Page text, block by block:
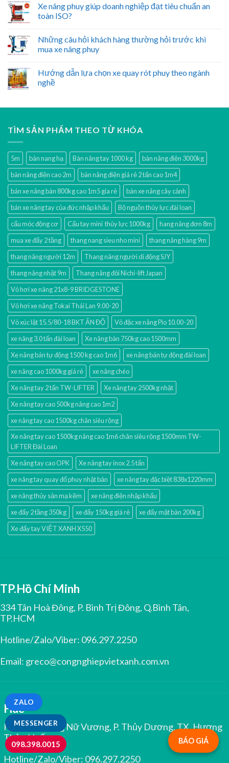
MESSENGER
ZALO
098.398.0015
Xe nâng phuy giúp doanh nghiệp đạt tiêu chuẩn an
toàn ISO?
Những câu hỏi khách hàng thường hỏi trước khi
mua xe nâng phuy
Hướng dẫn lựa chọn xe quay rót phuy theo ngành
nghề
TÌM SẢN PHẨM THEO TỪ KHÓA
5m bàn nang hạ Bàn nâng tay 1000 kg
bàn nâng điện 3000kg
bàn nâng điện cao 2m
bàn nâng điện giá rẻ 2 tấn cao 1m4
bán xe nâng bàn 800kg cao 1m5 gía rẻ
bán xe nâng cây cảnh
bán xe nâng tay của đức nhập khẩu
Bộ nguồn thủy lực đài loan
cẩu móc động cơ
Cẩu tay mini thủy lực 1000kg
hang nâng đơn 8m
mua xe đẩy 2 tầng
thang nang sieu nho mini
thang nâng hàng 9m
thang nâng người 12m
Thang nâng người di động SJY
thang nâng nhật 9m
Thang nâng đôi Nichi-lift Japan
Vỏ hơi xe nâng 21x8-9 BRIDGESTONE
Vỏ hơi xe nâng Tokai Thái Lan 9.00-20
Vỏ xúc lật 15.5/80-18 BKT ẤN ĐỘ
Vỏ đặc xe nâng Pio 10.00-20
xe nâng 3.0 tấn đài loan
Xe nâng bàn 750kg cao 1500mm
Xe nâng bán tự động 1500 kg cao 1m6
xe nâng bán tự động đài loan
xe nâng cao 1000kg giá rẻ
xe nâng chéo
Xe nâng tay 2 tấn TW-LIFTER
Xe nâng tay 2500kg nhật
Xe nâng tay cao 500kg nâng cao 1m2
xe nâng tay cao 1500kg chân siêu rộng
Xe nâng tay cao 1500kg nâng cao 1m6 chân siêu rộng 1500mm TW-
LIFTER Đài Loan
Xe nâng tay cao OPK
Xe nâng tay inox 2.5 tấn
xe nâng tay quay đổ phuy nhật bản
xe nâng tay đặc biệt 838x1220mm
xe nâng thủy sản mạ kẽm
xe nâng điện nhập khấu
xe đẩy 2 tầng 350kg
xe đẩy 150kg giá rẻ
xe đẩy mặt bàn 200kg
Xe đẩy tay VIỆT XANH X550
TP.Hồ Chí Minh
334 Tân Hoà Đông, P. Bình Trị Đông, Q.Bình Tân,
TP.HCM
Hotline/Zalo/Viber: 096.297.2250
Email: greco@congnghiepvietxanh.com.vn
Huế
Kiệt 344 Trưng Nữ Vương, P. Thủy Dương, TX. Hương
Thủy, Huế
Hotline/Zalo/Viber: 096.297.2250
BÁO GIÁ